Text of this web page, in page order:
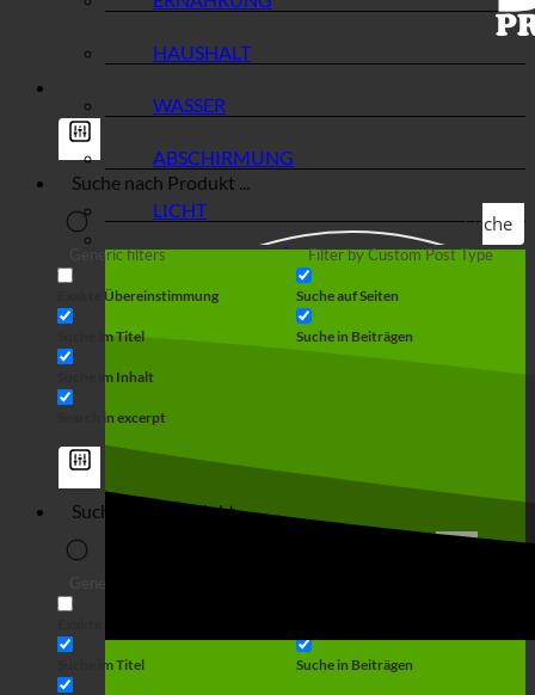
Suche
Generic filters
Exakte Übereinstimmung
Suche im Titel
Suche im Inhalt
Search in excerpt
Filter by Custom Post Type
Suche auf Seiten
Suche in Beiträgen
Suche im Titel Suche in Beiträgen
HAUSHALT
WASSER
ABSCHIRMUNG
LICHT